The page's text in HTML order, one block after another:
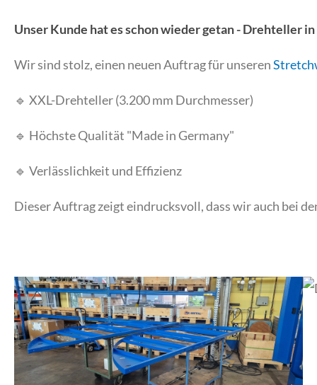
Unser Kunde hat es schon wieder getan - Drehteller
Wir sind stolz, einen neuen Auftrag für unseren
🔹 XXL-Drehteller (3.200 mm Durchmesser)
🔹 Höchste Qualität "Made in Germany"
🔹 Verlässlichkeit und Effizienz
Dieser Auftrag zeigt eindrucksvoll, dass wir auch bei